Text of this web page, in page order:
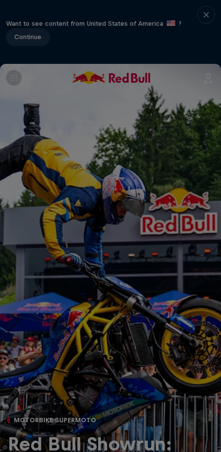
Want to see content from United States of America
?
Continue
MOTORBIKE SUPERMOTO
Red Bull Showrun: